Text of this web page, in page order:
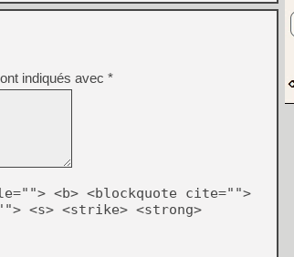
indiqués avec *
<b> <blockquote cite="">
<s> <strike> <strong>